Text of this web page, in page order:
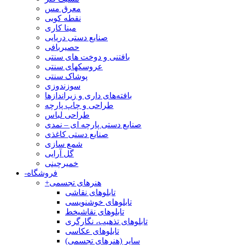
معرق مس
نقطه کوبی
مینا کاری
صنایع دستی دریایی
حصیربافی
بافتنی‌ و دوخت های سنتی
عروسکهای سنتی
پوشاک سنتی
سوزندوزی
بافته‌های داری و زیراندازها
طراحی و چاپ پارچه
طراحی لباس
صنایع دستی پارچه ای – نمدی
صنایع دستی کاغذی
شمع سازی
گل آرایی
خمیرچینی
-فروشگاه
+هنرهای تجسمی
تابلوهای نقاشی
تابلوهای خوشنویسی
تابلوهای نقاشیخط
تابلوهای تذهیب، نگارگری
تابلوهای عکاسی
سایر (هنرهای تجسمی)